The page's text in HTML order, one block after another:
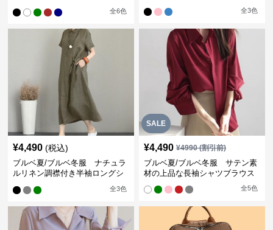
全6色 全3色
¥4,490 (税込)
ブルベ夏/ブルベ冬服 ナチュラ
ルリネン調襟付き半袖ロングシ
全3色
SALE
¥4,490 ¥4990(割引前)
ブルベ夏/ブルベ冬服 サテン素
材の上品な長袖シャツブラウス
全5色